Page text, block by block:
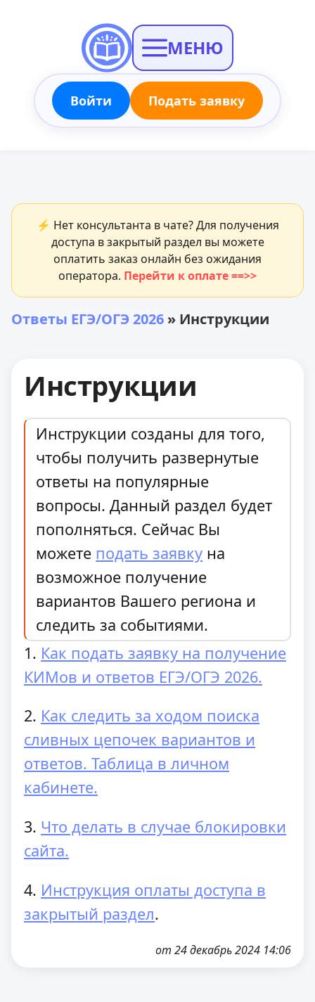
МЕНЮ
Войти Подать заявку
⚡ Нет консультанта в чате? Для получения
доступа в закрытый раздел вы можете
оплатить заказ онлайн без ожидания
оператора. Перейти к оплате ==>>
Ответы ЕГЭ/ОГЭ 2026 » Инструкции
Инструкции
Инструкции созданы для того,
чтобы получить развернутые
ответы на популярные
вопросы. Данный раздел будет
пополняться. Сейчас Вы
можете подать заявку на
возможное получение
вариантов Вашего региона и
следить за событиями.
1. Как подать заявку на получение
КИМов и ответов ЕГЭ/ОГЭ 2026.
2. Как следить за ходом поиска
сливных цепочек вариантов и
ответов. Таблица в личном
кабинете.
3. Что делать в случае блокировки
сайта.
4. Инструкция оплаты доступа в
закрытый раздел.
от 24 декабрь 2024 14:06